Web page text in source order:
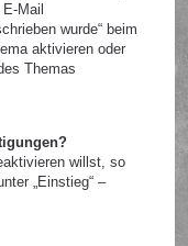
Mail
wurde“ beim
aktivieren oder
Themas
willst, so
„Einstieg“ –